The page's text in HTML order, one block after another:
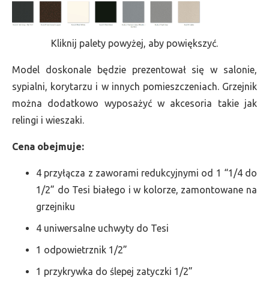
Kliknij palety powyżej, aby powiększyć.
Model doskonale będzie prezentował się w salonie,
sypialni, korytarzu i w innych pomieszczeniach. Grzejnik
można dodatkowo wyposażyć w akcesoria takie jak
relingi i wieszaki.
Cena obejmuje:
4 przyłącza z zaworami redukcyjnymi od 1 “1/4 do
1/2” do Tesi białego i w kolorze, zamontowane na
grzejniku
4 uniwersalne uchwyty do Tesi
1 odpowietrznik 1/2”
1 przykrywka do ślepej zatyczki 1/2”